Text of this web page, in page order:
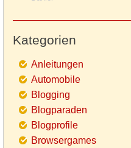
Kategorien
Anleitungen
Automobile
Blogging
Blogparaden
Blogprofile
Browsergames